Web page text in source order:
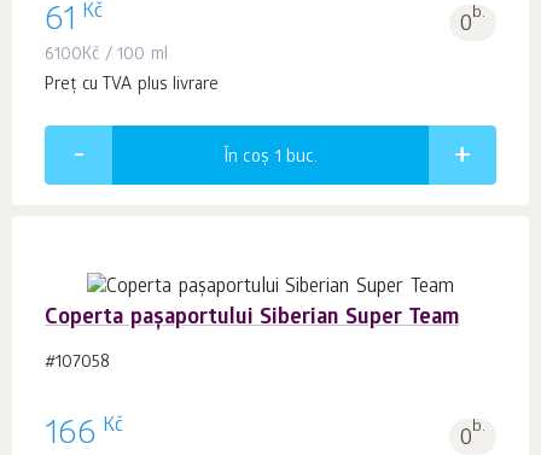
61 Kč 0b.
6100Kč / 100 ml
Preț cu TVA plus livrare
În coș 1 buc.
Coperta pașaportului Siberian Super Team
#107058
166 Kč 0b.